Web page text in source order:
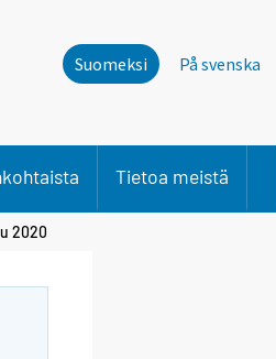
Suomeksi På svenska
Tietoa meistä
2020